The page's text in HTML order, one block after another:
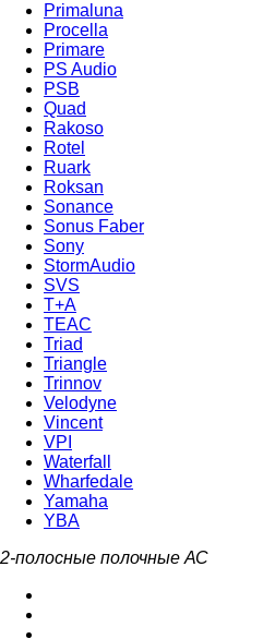
Primaluna
Procella
Primare
PS Audio
PSB
Quad
Rakoso
Rotel
Ruark
Roksan
Sonance
Sonus Faber
Sony
StormAudio
SVS
T+A
TEAC
Triad
Triangle
Trinnov
Velodyne
Vincent
VPI
Waterfall
Wharfedale
Yamaha
YBA
2-полосные полочные АС